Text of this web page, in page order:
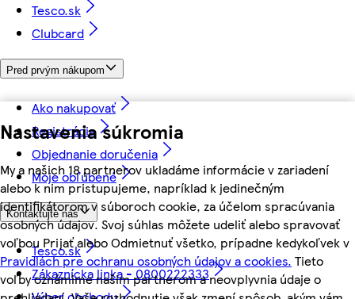
Nastavenia súkromia
My a našich 18 partnerov ukladáme informácie v zariadení
alebo k nim pristupujeme, napríklad k jedinečným
identifikátorom v súboroch cookie, za účelom spracúvania
osobných údajov. Svoj súhlas môžete udeliť alebo spravovať
voľbou Prijať alebo Odmietnuť všetko, prípadne kedykoľvek v
Pravidlách pre ochranu osobných údajov a cookies. Tieto
voľby oznámime našim partnerom a neovplyvnia údaje o
Tesco.sk
Clubcard
Pred prvým nákupom
Ako nakupovať
Registrácia
Objednanie doručenia
Moje obľúbené
Kontaktujte nás
Tesco.sk
Zákaznícka linka - 0800222333